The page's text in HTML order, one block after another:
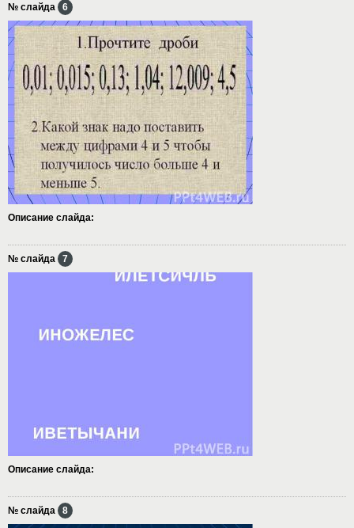
№ слайда 6
Описание слайда:
№ слайда 7
Описание слайда:
№ слайда 8